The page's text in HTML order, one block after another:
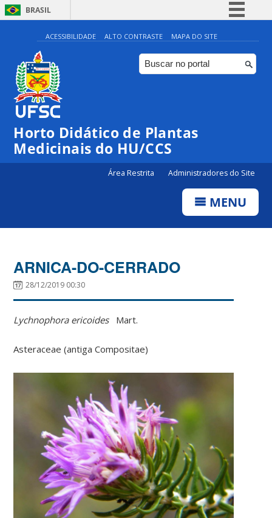
BRASIL
Simplifique!
Comunica BR
Participe
Canais
ACESSIBILIDADE ALTO CONTRASTE MAPA DO SITE
Horto Didático de Plantas
Medicinais do HU/CCS
Área Restrita Administradores do Site
MENU
ARNICA-DO-CERRADO
28/12/2019 00:30
Lychnophora ericoides Mart.
Asteraceae (antiga Compositae)